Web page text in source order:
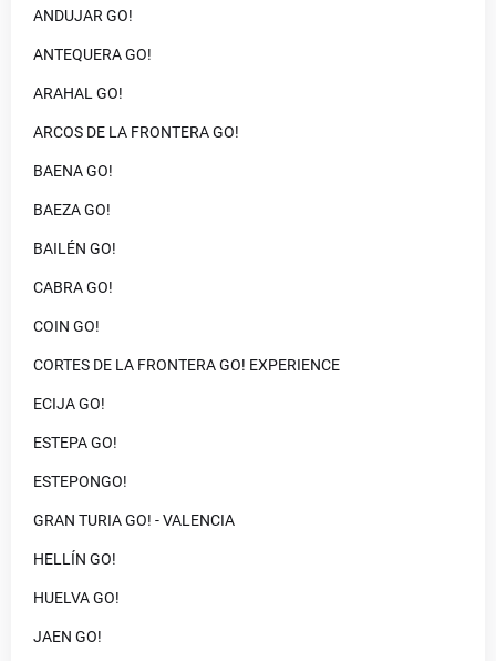
ANDUJAR GO!
ANTEQUERA GO!
ARAHAL GO!
ARCOS DE LA FRONTERA GO!
BAENA GO!
BAEZA GO!
BAILÉN GO!
CABRA GO!
COIN GO!
CORTES DE LA FRONTERA GO! EXPERIENCE
ECIJA GO!
ESTEPA GO!
ESTEPONGO!
GRAN TURIA GO! - VALENCIA
HELLÍN GO!
HUELVA GO!
JAEN GO!